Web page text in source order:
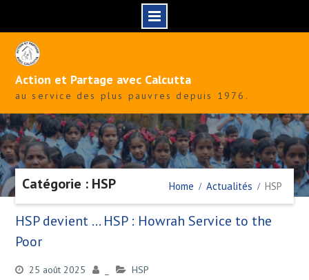
content
Action et Partage avec Calcutta
au service des plus pauvres depuis 1976.
Catégorie : HSP Home Actualités HSP
HSP devient … HSP : Howrah Service to the
Poor
25 août 2025 HSP